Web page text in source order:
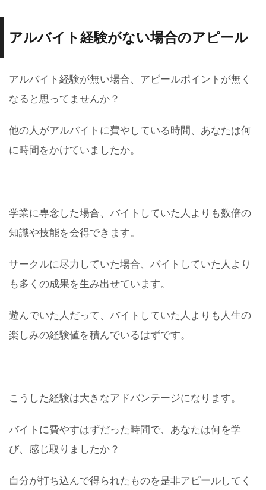
アルバイト経験がない場合のアピール
アルバイト経験が無い場合、アピールポイントが無く
なると思ってませんか？
他の人がアルバイトに費やしている時間、あなたは何
に時間をかけていましたか。
学業に専念した場合、バイトしていた人よりも数倍の
知識や技能を会得できます。
サークルに尽力していた場合、バイトしていた人より
も多くの成果を生み出せています。
遊んでいた人だって、バイトしていた人よりも人生の
楽しみの経験値を積んでいるはずです。
こうした経験は大きなアドバンテージになります。
バイトに費やすはずだった時間で、あなたは何を学
び、感じ取りましたか？
自分が打ち込んで得られたものを是非アピールしてく